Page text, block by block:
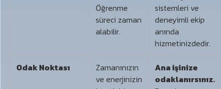
Öğrenme
süreci zaman
alabilir.
sistemleri ve
deneyimli ekip
anında
hizmetinizdedir.
Odak Noktası
Zamanınızın
ve enerjinizin
Ana işinize
odaklanırsınız.